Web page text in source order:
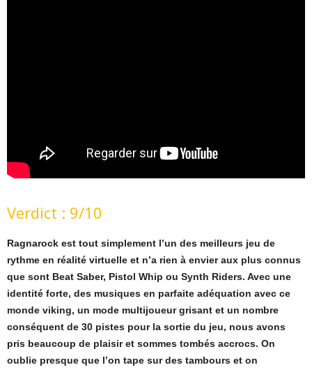
Verdict : 9/10
Ragnarock est tout simplement l’un des meilleurs jeu de
rythme en réalité virtuelle et n’a rien à envier aux plus connus
que sont Beat Saber, Pistol Whip ou Synth Riders. Avec une
identité forte, des musiques en parfaite adéquation avec ce
monde viking, un mode multijoueur grisant et un nombre
conséquent de 30 pistes pour la sortie du jeu, nous avons
pris beaucoup de plaisir et sommes tombés accrocs. On
oublie presque que l’on tape sur des tambours et on